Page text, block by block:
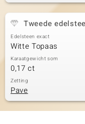
Tweede
Edelsteen exact
Witte Topaas
Karaatgewicht som
0,17 ct
Zetting
Pave